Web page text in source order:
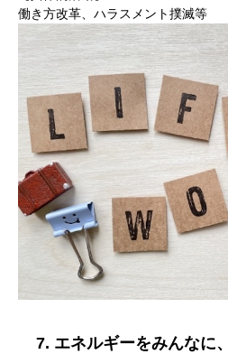
働き方改革、ハラスメント撲滅等
7. エネルギーをみんなに